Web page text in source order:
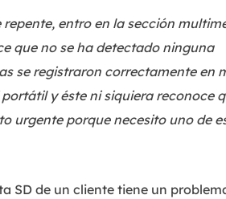
entro en la sección
que no se ha detectado ninguna
se registraron correctamente en
y éste ni siquiera reconoce
urgente porque necesito uno de
SD de un cliente tiene un